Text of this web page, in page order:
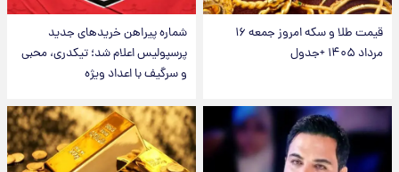
قیمت طلا و سکه امروز جمعه ۱۶
مرداد ۱۴۰۵ +جدول
شماره پیراهن خریدهای جدید
پرسپولیس اعلام شد؛ تیکدری، محبی
و سرگیف با اعداد ویژه